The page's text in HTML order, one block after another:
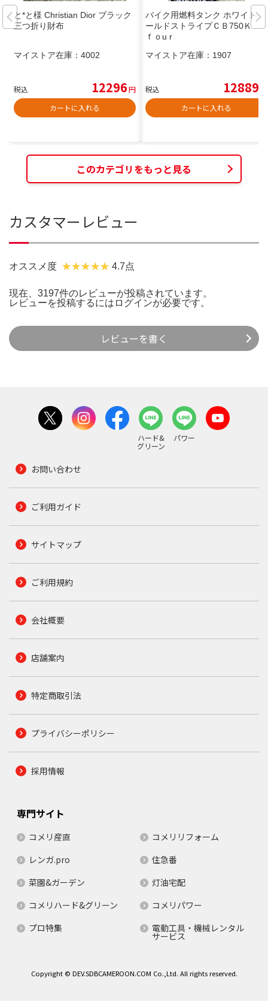
と*と様 Christian Dior ブラック
三つ折り財布
マイストア在庫： 4002
税込 12296円
カートに入れる
バイク用燃料タンク ホワイト ゴ
ールドストライプＣＢ750Ｋ
ｆｏu r
マイストア在庫： 1907
税込 12889
カートに入れる
このカテゴリをもっと見る
カスタマーレビュー
オススメ度 4.7点
現在、3197件のレビューが投稿されています。
レビューを投稿するには ログインが必要です。
レビューを書く
ハード&
グリーン
パワー
お問い合わせ
ご利用ガイド
サイトマップ
ご利用規約
会社概要
店舗案内
特定商取引法
プライバシーポリシー
採用情報
専門サイト
コメリ産直
コメリリフォーム
レンガ.pro
住急番
菜園&ガーデン
灯油宅配
コメリハード&グリーン
コメリパワー
プロ特集
電動工具・機械レンタル
サービス
Copyright © DEV.SDBCAMEROON.COM Co.,Ltd. All rights reserved.